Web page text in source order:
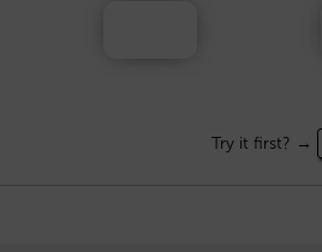
Try it first? →